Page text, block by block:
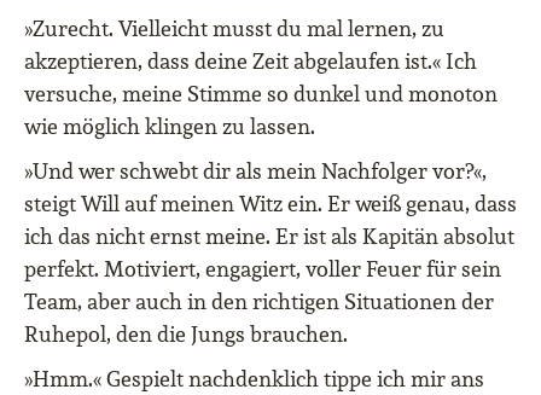
»Zurecht. Vielleicht musst du mal lernen, zu
akzeptieren, dass deine Zeit abgelaufen ist.« Ich
versuche, meine Stimme so dunkel und monoton
wie möglich klingen zu lassen.
»Und wer schwebt dir als mein Nachfolger vor?«,
steigt Will auf meinen Witz ein. Er weiß genau, dass
ich das nicht ernst meine. Er ist als Kapitän absolut
perfekt. Motiviert, engagiert, voller Feuer für sein
Team, aber auch in den richtigen Situationen der
Ruhepol, den die Jungs brauchen.
»Hmm.« Gespielt nachdenklich tippe ich mir ans